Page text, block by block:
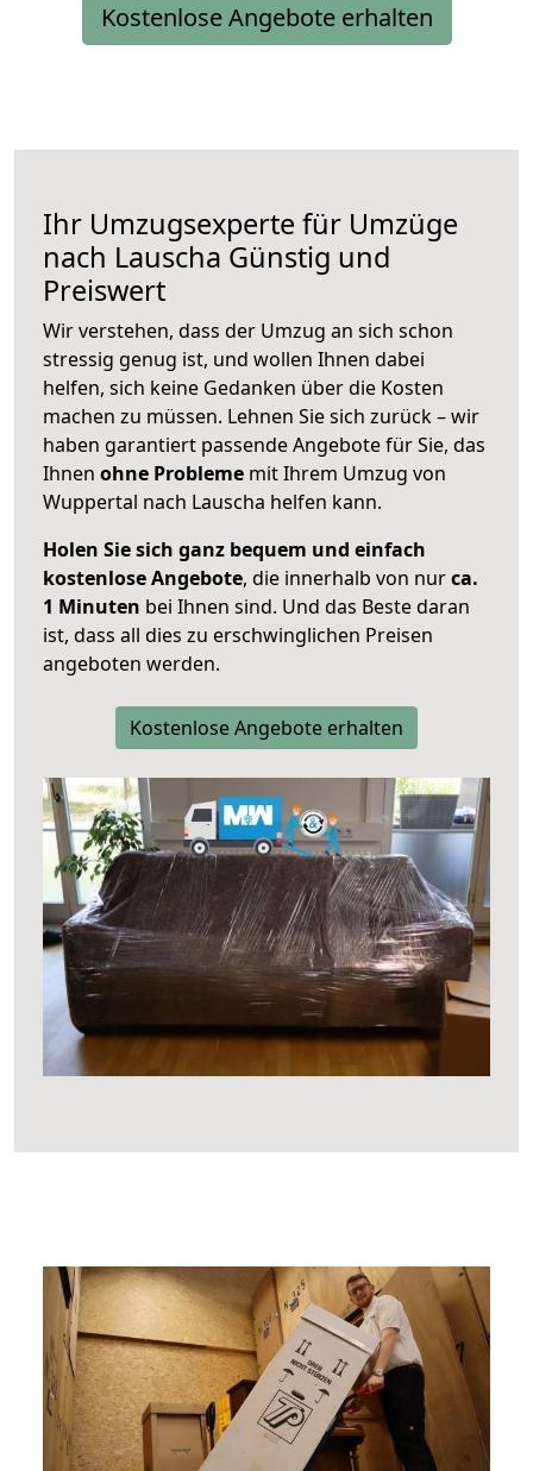
Kostenlose Angebote erhalten
Ihr Umzugsexperte für Umzüge
nach Lauscha Günstig und
Preiswert
Wir verstehen, dass der Umzug an sich schon
stressig genug ist, und wollen Ihnen dabei
helfen, sich keine Gedanken über die Kosten
machen zu müssen. Lehnen Sie sich zurück – wir
haben garantiert passende Angebote für Sie, das
Ihnen ohne Probleme mit Ihrem Umzug von
Wuppertal nach Lauscha helfen kann.
Holen Sie sich ganz bequem und einfach
kostenlose Angebote, die innerhalb von nurca.
1 Minuten bei Ihnen sind. Und das Beste daran
ist, dass all dies zu erschwinglichen Preisen
angeboten werden.
Kostenlose Angebote erhalten